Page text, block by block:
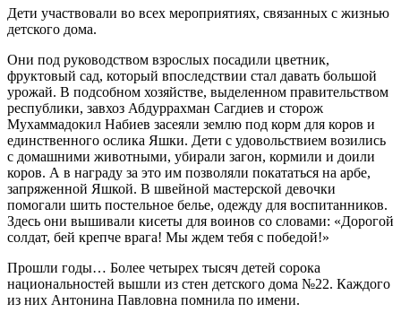
Дети участвовали во всех мероприятиях, связанных с жизнью
детского дома.
Они под руководством взрослых посадили цветник,
фруктовый сад, который впоследствии стал давать большой
урожай. В подсобном хозяйстве, выделенном правительством
республики, завхоз Абдуррахман Сагдиев и сторож
Мухаммадокил Набиев засеяли землю под корм для коров и
единственного ослика Яшки. Дети с удовольствием возились
с домашними животными, убирали загон, кормили и доили
коров. А в награду за это им позволяли покататься на арбе,
запряженной Яшкой. В швейной мастерской девочки
помогали шить постельное белье, одежду для воспитанников.
Здесь они вышивали кисеты для воинов со словами: «Дорогой
солдат, бей крепче врага! Мы ждем тебя с победой!»
Прошли годы… Более четырех тысяч детей сорока
национальностей вышли из стен детского дома №22. Каждого
из них Антонина Павловна помнила по имени.